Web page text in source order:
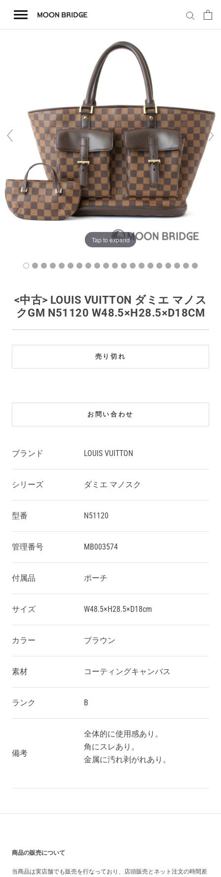
テ
会社概要
事業内容
店舗案内
Tap to expand
<中古> LOUIS VUITTON ダミエ マノス
クGM N51120 W48.5×H28.5×D18CM
売り切れ
お問い合わせ
ブランド LOUIS VUITTON
シリーズ ダミエ マノスク
型番 N51120
管理番号 MB003574
付属品 ポーチ
サイズ W48.5×H28.5×D18cm
カラー ブラウン
素材 コーティングキャンバス
ランク B
備考
全体的に使用感あり。
角にスレあり。
金属に汚れ剥がれあり。
商品の販売について
当商品は実店舗でも販売を行なっており、店頭販売とネット注文の時間差